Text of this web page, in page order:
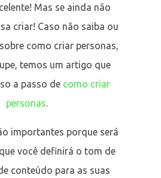
Mas se ainda não
criar! Caso não saiba ou
como criar personas,
temos um artigo que
a passo de como criar
personas.
importantes porque será
você definirá o tom de
conteúdo para as suas